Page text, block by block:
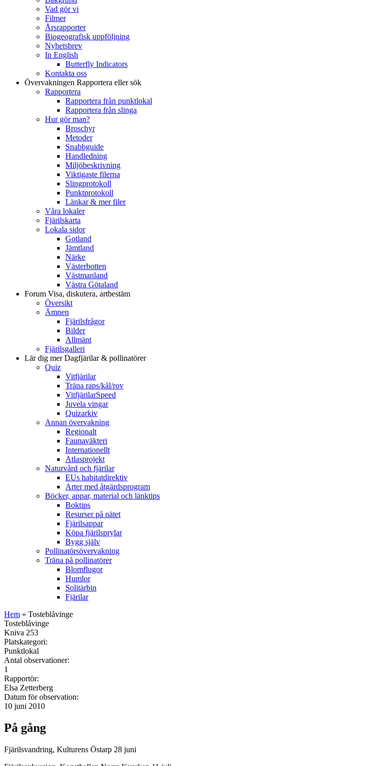
Vad gör vi
Filmer
Årsrapporter
Biogeografisk uppföljning
Nyhetsbrev
In English
Butterfly Indicators
Kontakta oss
Övervakningen Rapportera eller sök
Rapportera
Rapportera från punktlokal
Rapportera från slinga
Hur gör man?
Broschyr
Metoder
Snabbguide
Handledning
Miljöbeskrivning
Viktigaste filerna
Slingprotokoll
Punktprotokoll
Länkar & mer filer
Våra lokaler
Fjärilskarta
Lokala sidor
Gotland
Jämtland
Närke
Västerbotten
Västmanland
Västra Götaland
Forum Visa, diskutera, artbestäm
Översikt
Ämnen
Fjärilsfrågor
Bilder
Allmänt
Fjärilsgalleri
Lär dig merDagfjärilar & pollinatörer
Quiz
Vitfjärilar
Träna raps/kål/rov
VitfjärilarSpeed
Juvela vingar
Quizarkiv
Annan övervakning
Regionalt
Faunaväkteri
Internationellt
Atlasprojekt
Naturvård och fjärilar
EUs habitatdirektiv
Arter med åtgärdsprogram
Böcker, appar, material och länktips
Boktips
Resurser på nätet
Fjärilsappar
Köpa fjärilsprylar
Bygg själv
Pollinatörsövervakning
Träna på pollinatörer
Blomflugor
Humlor
Solitärbin
Fjärilar
Hem » Tosteblåvinge
Tosteblåvinge
Kniva 253
Platskategori:
Punktlokal
Antal observationer:
1
Rapportör:
Elsa Zetterberg
Datum för observation:
10 juni 2010
På gång
Fjärilsvandring, Kulturens Östarp 28 juni